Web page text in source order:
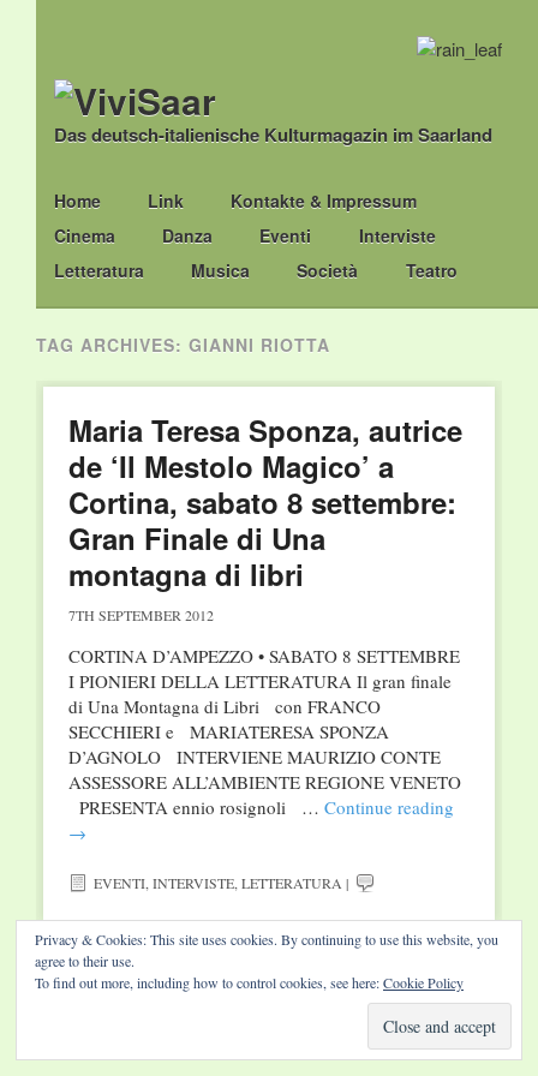
Das deutsch-italienische Kulturmagazin im Saarland
Main menu
Skip
to
content
Home Link
Kontakte & Impressum
Cinema
Danza Eventi
Interviste
Letteratura
Musica Società Teatro
TAG ARCHIVES: GIANNI RIOTTA
Maria Teresa Sponza, autrice
de ‘Il Mestolo Magico’ a
Cortina, sabato 8 settembre:
Gran Finale di Una
montagna di libri
7TH SEPTEMBER 2012
CORTINA D’AMPEZZO • SABATO 8 SETTEMBRE
I PIONIERI DELLA LETTERATURA Il gran finale
di Una Montagna di Libri con FRANCO
SECCHIERI e MARIATERESA SPONZA
D’AGNOLO INTERVIENE MAURIZIO CONTE
ASSESSORE ALL’AMBIENTE REGIONE VENETO
PRESENTA ennio rosignoli … Continue reading
→
EVENTI,INTERVISTE,LETTERATURA |
Privacy & Cookies: This site uses cookies. By continuing to use this website, you
agree to their use.
To find out more, including how to control cookies, see here:Cookie Policy